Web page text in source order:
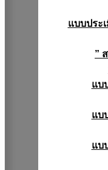
แบบประ
”
แบ
แบ
แบ